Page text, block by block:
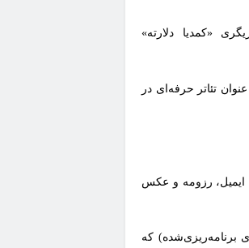
«کمدیا دلارته»
تا ۱ مهر ۱۴۰۳ با برگزاری کارگاه ۸۰ ساعته با عنوان تئاتر حرفه‌ای در
ایمیل، رزومه و عکس
برنامه‌ریزی‌شده) که